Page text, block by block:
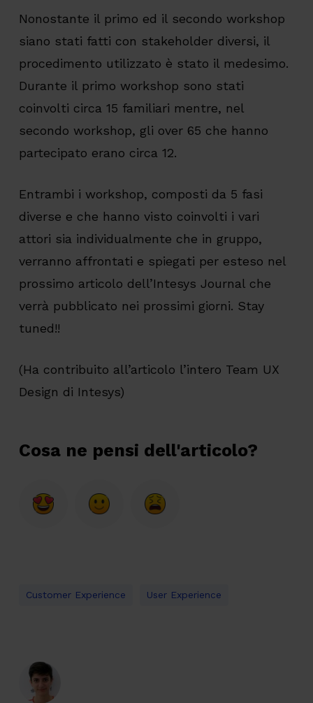
Nonostante il primo ed il secondo workshop
siano stati fatti con stakeholder diversi, il
procedimento utilizzato è stato il medesimo.
Durante il primo workshop sono stati
coinvolti circa 15 familiari mentre, nel
secondo workshop, gli over 65 che hanno
partecipato erano circa 12.
Entrambi i workshop, composti da 5 fasi
diverse e che hanno visto coinvolti i vari
attori sia individualmente che in gruppo,
verranno affrontati e spiegati per esteso nel
prossimo articolo dell’Intesys Journal che
verrà pubblicato nei prossimi giorni. Stay
tuned!!
(Ha contribuito all’articolo l’intero Team UX
Design di Intesys)
Cosa ne pensi dell'articolo?
Customer Experience User Experience